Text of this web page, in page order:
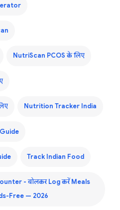
NutriScan PCOS के लिए
Nutrition Tracker India
Track Indian Food
- बोलकर Log करें Meals
Free — 2026